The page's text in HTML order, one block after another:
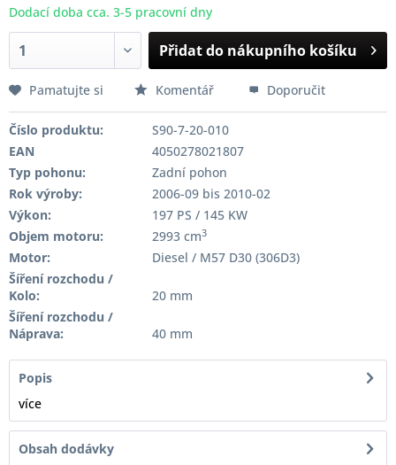
Dodací doba cca. 3-5 pracovní dny
Přidat do nákupního košíku
Pamatujte si Komentář Doporučit
Číslo produktu:
S90-7-20-010
EAN
4050278021807
Typ pohonu:
Zadní pohon
Rok výroby:
2006-09 bis 2010-02
Výkon:
197 PS / 145 KW
Objem motoru:
2993 cm3
Motor:
Diesel / M57 D30 (306D3)
Šíření rozchodu /
Kolo:
20 mm
Šíření rozchodu /
Náprava:
40 mm
Popis
více
Obsah dodávky